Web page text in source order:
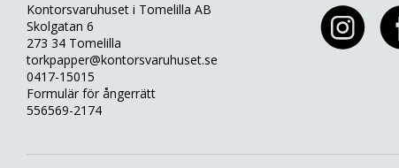
Kontorsvaruhuset i Tomelilla AB
Skolgatan 6
273 34 Tomelilla
torkpapper@kontorsvaruhuset.se
0417-15015
Formulär för ångerrätt
556569-2174